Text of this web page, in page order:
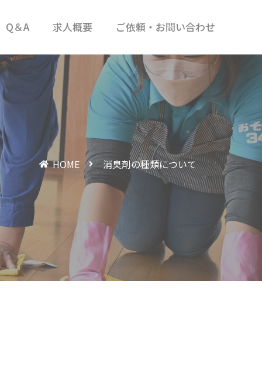
Q＆A 求人概要 ご依頼・お問い合わせ
HOME 消臭剤の種類について